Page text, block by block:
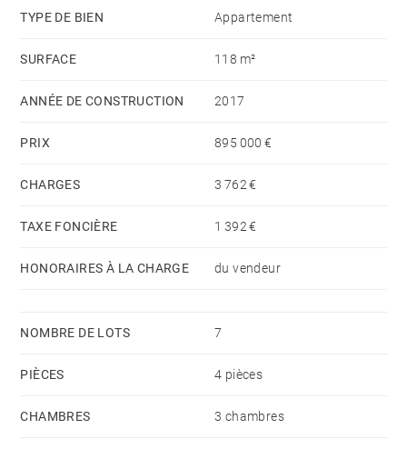
stationnement extérieure en sus.
Ce bien possède de nombreux atouts: matériaux
TYPE DE BIEN Appartement
SURFACE 118 m²
ANNÉE DE CONSTRUCTION 2017
PRIX 895 000 €
CHARGES 3 762 €
TAXE FONCIÈRE 1 392 €
HONORAIRES À LA CHARGE du vendeur
NOMBRE DE LOTS 7
PIÈCES 4 pièces
CHAMBRES 3 chambres